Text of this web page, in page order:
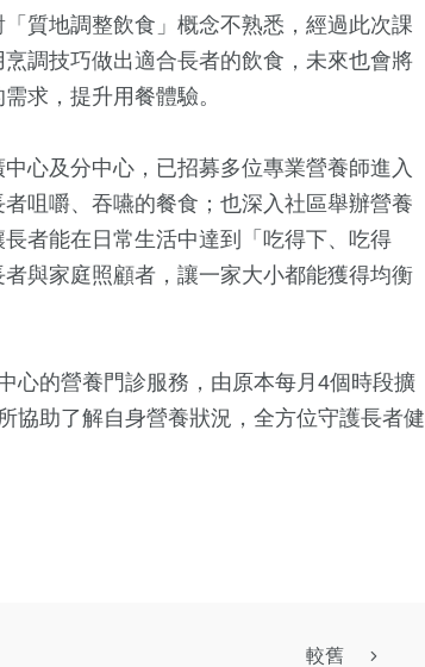
質地調整飲食」概念不熟悉，經過此次課
調技巧做出適合長者的飲食，未來也會將
求，提升用餐體驗。
心及分中心，已招募多位專業營養師進入
咀嚼、吞嚥的餐食；也深入社區舉辦營養
者能在日常生活中達到「吃得下、吃得
與家庭照顧者，讓一家大小都能獲得均衡
心的營養門診服務，由原本每月4個時段擴
協助了解自身營養狀況，全方位守護長者健
較舊